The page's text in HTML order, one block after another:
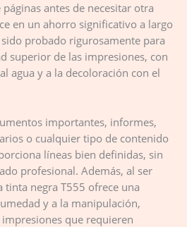
antes de necesitar otra
en un ahorro significativo a largo
probado rigurosamente para
superior de las impresiones, con
agua y a la decoloración con el
importantes, informes,
o cualquier tipo de contenido
líneas bien definidas, sin
profesional. Además, al ser
negra T555 ofrece una
y a la manipulación,
que requieren